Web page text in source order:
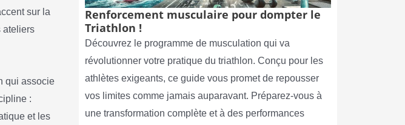
sur la
ateliers
qui associe
:
et les
Renforcement musculaire pour dompter le
Triathlon !
Découvrez le programme de musculation qui va
révolutionner votre pratique du triathlon. Conçu pour les
athlètes exigeants, ce guide vous promet de repousser
vos limites comme jamais auparavant. Préparez-vous à
une transformation complète et à des performances